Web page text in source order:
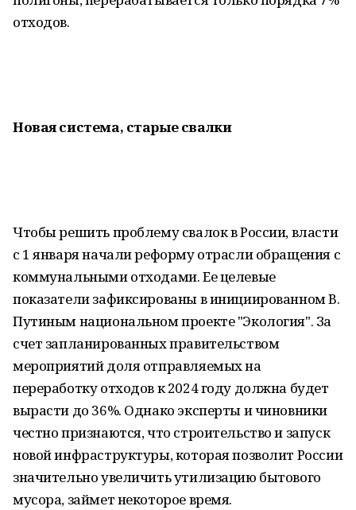
отходов.
Новая система, старые свалки
Чтобы решить проблему свалок в России, власти
с 1 января начали реформу отрасли обращения с
коммунальными отходами. Ее целевые
показатели зафиксированы в инициированном В.
Путиным национальном проекте "Экология". За
счет запланированных правительством
мероприятий доля отправляемых на
переработку отходов к 2024 году должна будет
вырасти до 36%. Однако эксперты и чиновники
честно признаются, что строительство и запуск
новой инфраструктуры, которая позволит России
значительно увеличить утилизацию бытового
мусора, займет некоторое время.